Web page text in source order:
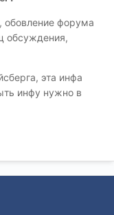
обовление форума
обсуждения,
эта инфа
инфу нужно в